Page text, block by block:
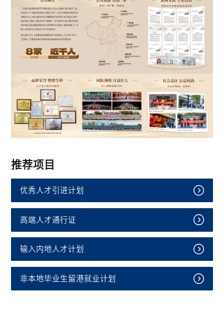
推荐项目
优秀人才引进计划
高端人才通行证
输入内地人才计划
非本地毕业生留港就业计划